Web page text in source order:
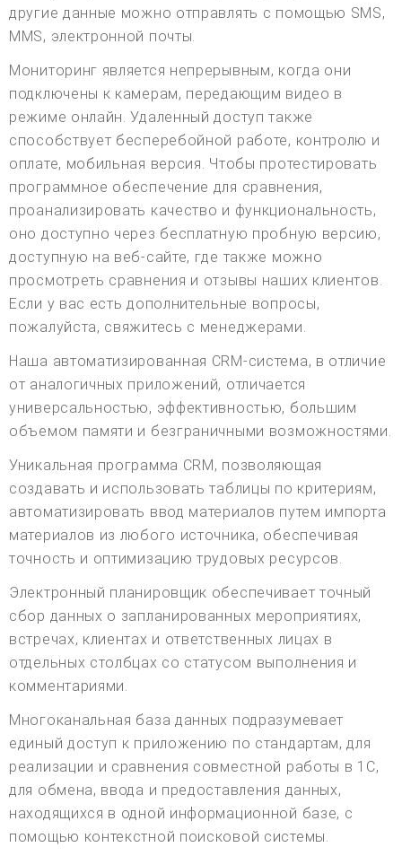
другие данные можно отправлять с помощью SMS,
MMS, электронной почты.
Мониторинг является непрерывным, когда они
подключены к камерам, передающим видео в
режиме онлайн. Удаленный доступ также
способствует бесперебойной работе, контролю и
оплате, мобильная версия. Чтобы протестировать
программное обеспечение для сравнения,
проанализировать качество и функциональность,
оно доступно через бесплатную пробную версию,
доступную на веб-сайте, где также можно
просмотреть сравнения и отзывы наших клиентов.
Если у вас есть дополнительные вопросы,
пожалуйста, свяжитесь с менеджерами.
Наша автоматизированная CRM-система, в отличие
от аналогичных приложений, отличается
универсальностью, эффективностью, большим
объемом памяти и безграничными возможностями.
Уникальная программа CRM, позволяющая
создавать и использовать таблицы по критериям,
автоматизировать ввод материалов путем импорта
материалов из любого источника, обеспечивая
точность и оптимизацию трудовых ресурсов.
Электронный планировщик обеспечивает точный
сбор данных о запланированных мероприятиях,
встречах, клиентах и ответственных лицах в
отдельных столбцах со статусом выполнения и
комментариями.
Многоканальная база данных подразумевает
единый доступ к приложению по стандартам, для
реализации и сравнения совместной работы в 1С,
для обмена, ввода и предоставления данных,
находящихся в одной информационной базе, с
помощью контекстной поисковой системы.